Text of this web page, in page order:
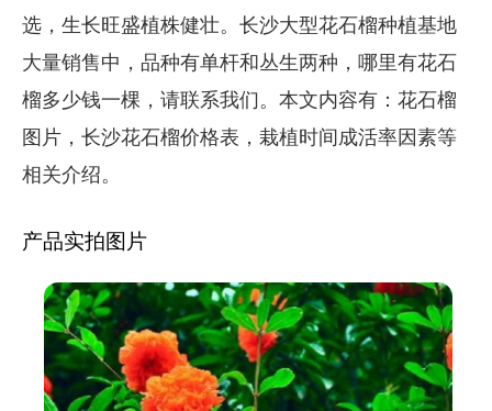
选，生长旺盛植株健壮。长沙大型花石榴种植基地
大量销售中，品种有单杆和丛生两种，哪里有花石
榴多少钱一棵，请联系我们。本文内容有：花石榴
图片，长沙花石榴价格表，栽植时间成活率因素等
相关介绍。
产品实拍图片